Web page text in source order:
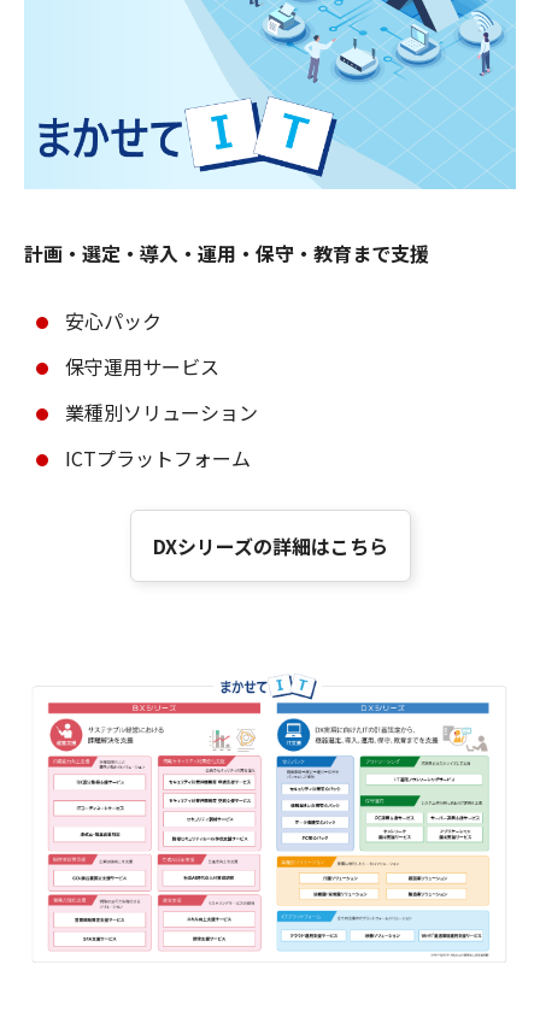
計画・選定・導入・運用・保守・教育まで支援
安心パック
保守運用サービス
業種別ソリューション
ICTプラットフォーム
DXシリーズの詳細はこちら